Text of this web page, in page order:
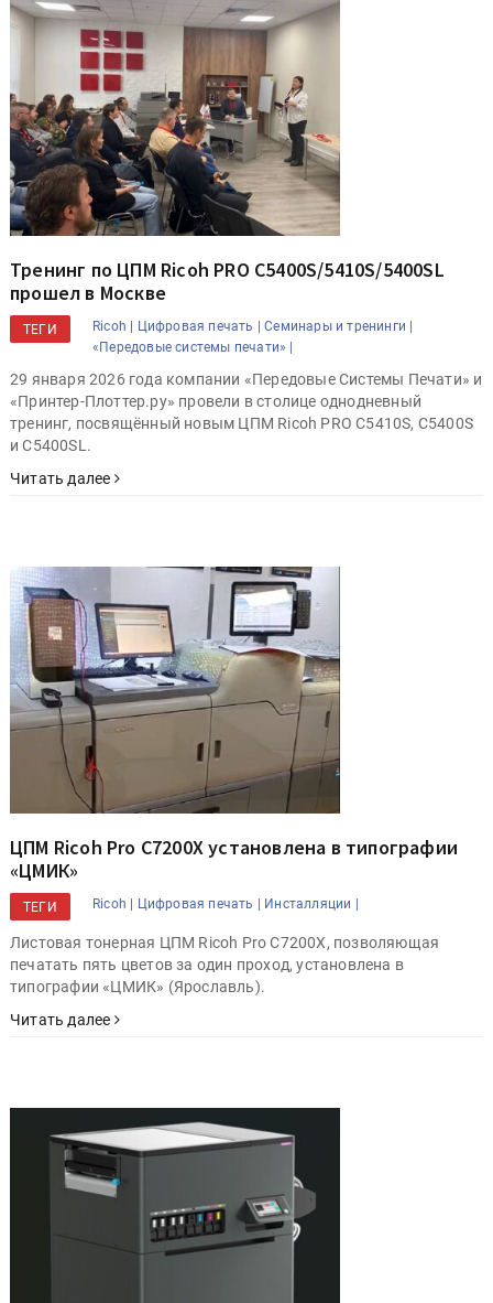
Тренинг по ЦПМ Ricoh PRO C5400S/5410S/5400SL
прошел в Москве
ТЕГИ Ricoh | Цифровая печать |
Семинары и тренинги |
«Передовые системы печати» |
29 января 2026 года компании «Передовые Системы Печати» и
«Принтер-Плоттер.ру» провели в столице однодневный
тренинг, посвящённый новым ЦПМ Ricoh PRO C5410S, C5400S
и C5400SL.
Читать далее
ЦПМ Ricoh Pro С7200X установлена в типографии
«ЦМИК»
ТЕГИ Ricoh | Цифровая печать | Инсталляции |
Листовая тонерная ЦПМ Ricoh Pro С7200X, позволяющая
печатать пять цветов за один проход, установлена в
типографии «ЦМИК» (Ярославль).
Читать далее